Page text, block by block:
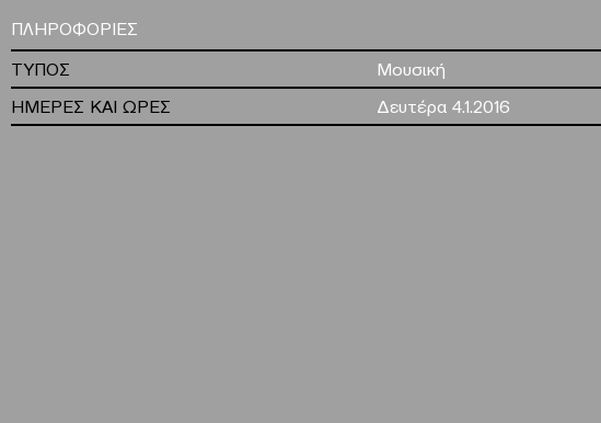
ΠΛΗΡΟΦΟΡΙΕΣ
ΤΥΠΟΣ
Μουσική
ΗΜΕΡΕΣ ΚΑΙ ΩΡΕΣ
Δευτέρα 4.1.2016